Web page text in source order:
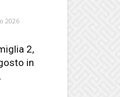
2026
2,
in